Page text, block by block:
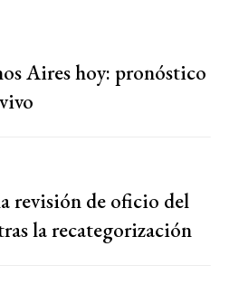
Aires hoy: pronóstico
revisión de oficio del
la recategorización